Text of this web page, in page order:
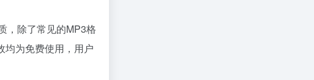
，除了常见的MP3格
均为免费使用，用户